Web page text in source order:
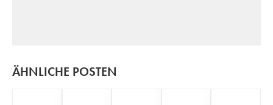
ÄHNLICHE POSTEN